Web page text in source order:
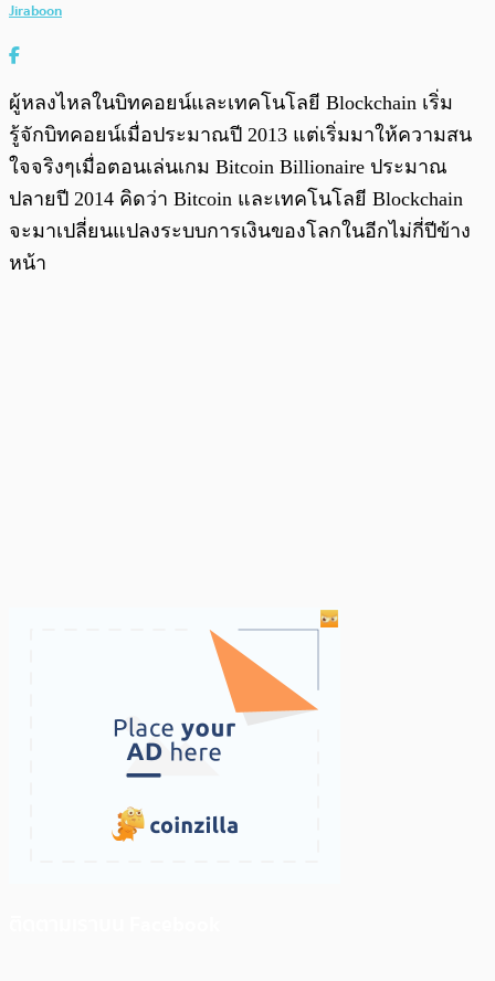
Jiraboon
ผู้หลงไหลในบิทคอยน์และเทคโนโลยี Blockchain เริ่ม
รู้จักบิทคอยน์เมื่อประมาณปี 2013 แต่เริ่มมาให้ความสน
ใจจริงๆเมื่อตอนเล่นเกม Bitcoin Billionaire ประมาณ
ปลายปี 2014 คิดว่า Bitcoin และเทคโนโลยี Blockchain
จะมาเปลี่ยนแปลงระบบการเงินของโลกในอีกไม่กี่ปีข้าง
หน้า